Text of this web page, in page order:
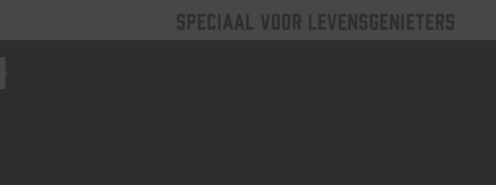
SPECIAAL VOOR LEVENSGENIETERS